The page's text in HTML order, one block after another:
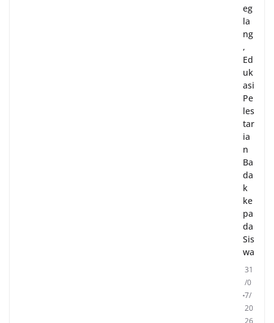
eg
la
ng
,
Ed
uk
asi
Pe
les
tar
ia
n
Ba
da
k
ke
pa
da
Sis
wa
31
/0
7/
20